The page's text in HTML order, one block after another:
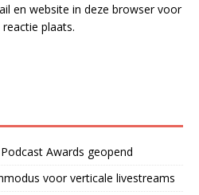
en website in deze browser voor
plaats.
Awards geopend
voor verticale livestreams